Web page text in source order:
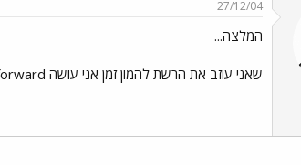
27/12/04
המלצה...
שאני עוזב את הרשת להמון זמן אני עושה auto forward לתא דואר ב